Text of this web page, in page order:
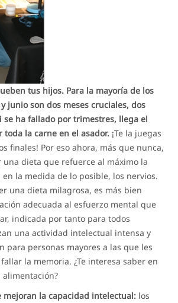
tus hijos. Para la mayoría de los
junio son dos meses cruciales, dos
se ha fallado por trimestres, llega el
toda la carne en el asador. ¡Te la juegas
finales! Por eso ahora, más que nunca,
una dieta que refuerce al máximo la
la medida de lo posible, los nervios.
una dieta milagrosa, es más bien
adecuada al esfuerzo mental que
indicada por tanto para todos
una actividad intelectual intensa y
para personas mayores a las que les
la memoria. ¿Te interesa saber en
mejoran la capacidad intelectual: los